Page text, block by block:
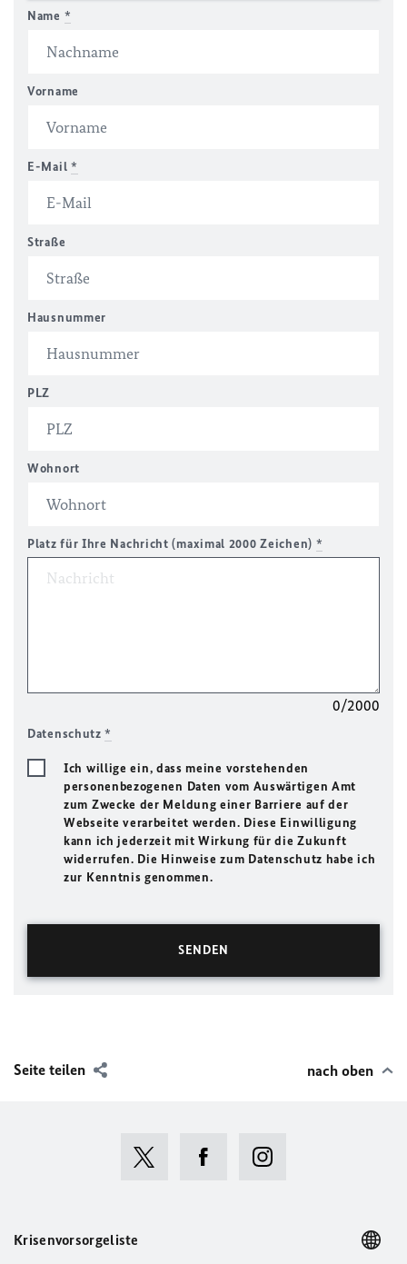
Name *
Vorname
E-Mail *
Straße
Hausnummer
PLZ
Wohnort
Platz für Ihre Nachricht (maximal 2000 Zeichen) *
0/2000
Datenschutz*
Ich willige ein, dass meine vorstehenden
personenbezogenen Daten vom Auswärtigen Amt
zum Zwecke der Meldung einer Barriere auf der
Webseite verarbeitet werden. Diese Einwilligung
kann ich jederzeit mit Wirkung für die Zukunft
widerrufen. Die Hinweise zum Datenschutz habe ich
zur Kenntnis genommen.
Seite teilen nach oben
Krisenvorsorgeliste